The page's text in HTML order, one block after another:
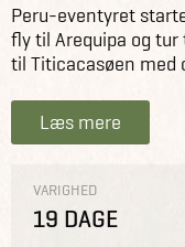
Peru-eventyret
fly til Arequipa og
til Titicacasøen med
Læs mere
VARIGHED
19 DAGE